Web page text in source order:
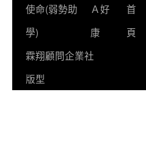
跳使命(弱勢助
學)
Ａ好
康
首
頁
霖翔顧問企業社
版型